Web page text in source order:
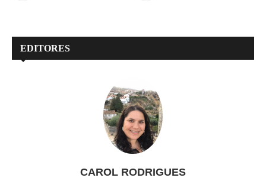
EDITORES
CAROL RODRIGUES